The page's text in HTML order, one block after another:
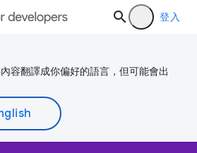
登入
容翻譯成你偏好的語言，但可能會出